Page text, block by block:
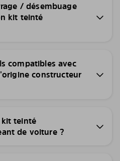
/ désembuage
kit teinté
compatibles avec
constructeur
kit teinté
de voiture ?